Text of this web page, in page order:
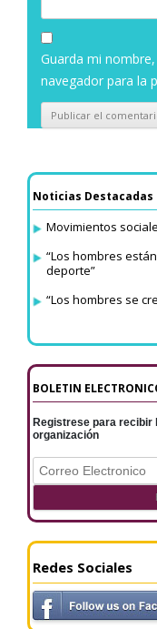
Guarda mi
navegador para la
Noticias Destacadas
Movimientos
“Los hombres
deporte”
“Los hombres se
BOLETIN
Registrese para recibir
organización
Redes Sociales